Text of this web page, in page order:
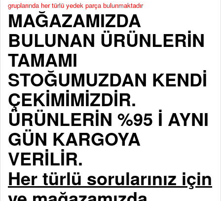
gruplarında her türlü yedek parça bulunmaktadır
MAĞAZAMIZDA
BULUNAN ÜRÜNLERİN
TAMAMI
STOĞUMUZDAN KENDİ
ÇEKİMİMİZDİR.
ÜRÜNLERİN %95 İ AYNI
GÜN KARGOYA
VERİLİR.
Her türlü sorularınız için